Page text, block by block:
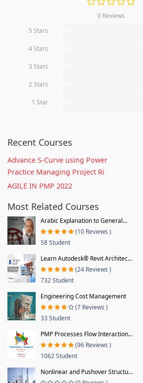
0 Reviews
5 Stars
4 Stars
3 Stars
2 Stars
1 Star
Recent Courses
Advance S-Curve using Power
Practice Managing Project Ri
AGILE IN PMP 2022
Most Related Courses
Arabic Explanation to General...
(10 Reviews )
58 Student
Learn Autodesk® Revit Architec...
(24 Reviews )
732 Student
Engineering Cost Management
(7 Reviews )
33 Student
PMP Processes Flow Interaction...
(96 Reviews )
1062 Student
Nonlinear and Pushover Structu...